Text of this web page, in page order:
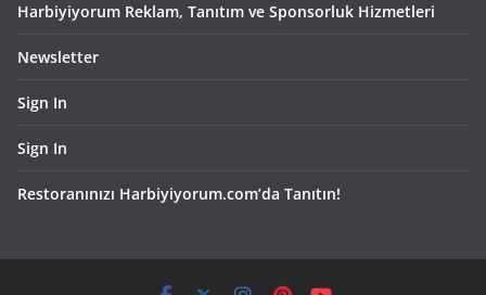
Harbiyiyorum Reklam, Tanıtım ve Sponsorluk Hizmetleri
Newsletter
Sign In
Sign In
Restoranınızı Harbiyiyorum.com’da Tanıtın!